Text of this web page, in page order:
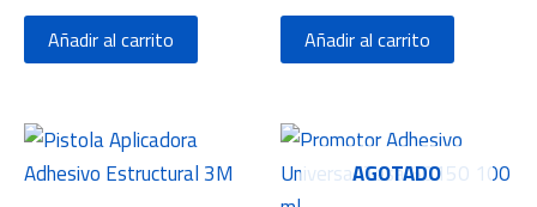
Añadir al carrito Añadir al carrito
AGOTADO